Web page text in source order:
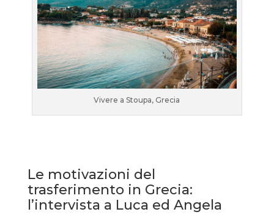
Vivere a Stoupa, Grecia
Le motivazioni del
trasferimento in Grecia:
l’intervista a Luca ed Angela